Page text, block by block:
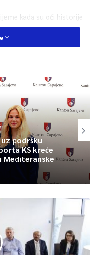
kada su oči historije
sobom. Hoćemo li
dovesti do
i dovode živote ljudi u
uz podršku
KS kreće
Mediteranske